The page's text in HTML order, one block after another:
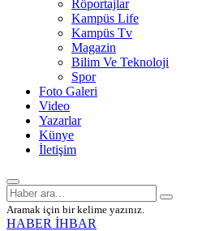
Röportajlar
Kampüs Life
Kampüs Tv
Magazin
Bilim Ve Teknoloji
Spor
Foto Galeri
Video
Yazarlar
Künye
İletişim
Aramak için bir kelime yazınız.
HABER İHBAR